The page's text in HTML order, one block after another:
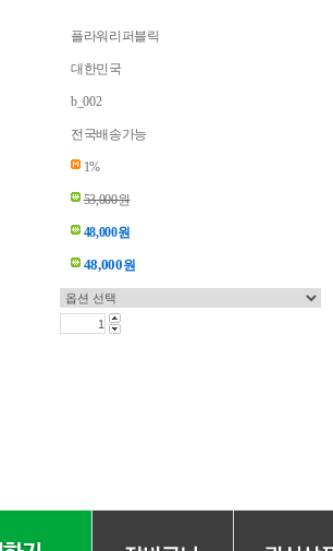
플라워리퍼블릭
대한민국
b_002
전국배송가능
1%
53,000원
48,000원
48,000원